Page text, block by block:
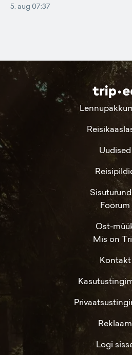
5. aug 07:37
Uudised
Foorum
Ost-
Mis on
Kontakt
Reklaam
Logi